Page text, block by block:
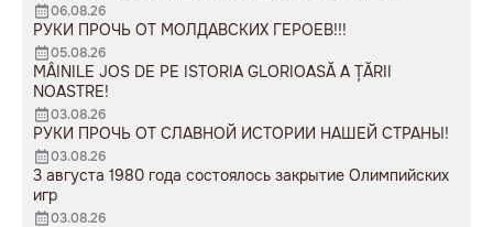
06.08.26
РУКИ ПРОЧЬ ОТ МОЛДАВСКИХ ГЕРОЕВ!!!
05.08.26
MÂINILE JOS DE PE ISTORIA GLORIOASĂ A ȚĂRII
NOASTRE!
03.08.26
РУКИ ПРОЧЬ ОТ СЛАВНОЙ ИСТОРИИ НАШЕЙ СТРАНЫ!
03.08.26
3 августа 1980 года состоялось закрытие Олимпийских
игр
03.08.26